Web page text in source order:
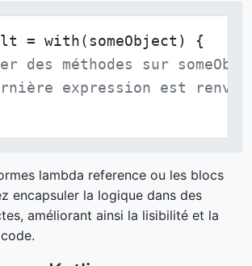
des méthodes sur
expression est
lambda reference ou les blocs
encapsuler la logique dans des
améliorant ainsi la lisibilité et la